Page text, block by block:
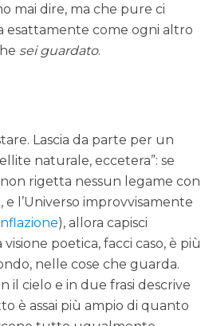
mai dire, ma che pure ci
esattamente come ogni altro
sei guardato.
Lascia da parte per un
naturale, eccetera”: se
rigetta nessun legame con
l’Universo improvvisamente
), allora capisci
poetica, facci caso, è più
nelle cose che guarda.
il cielo e in due frasi descrive
è assai più ampio di quanto